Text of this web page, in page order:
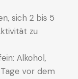
sich 2 bis 5
zu
Alkohol,
vor dem